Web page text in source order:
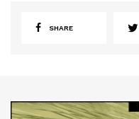
SHARE